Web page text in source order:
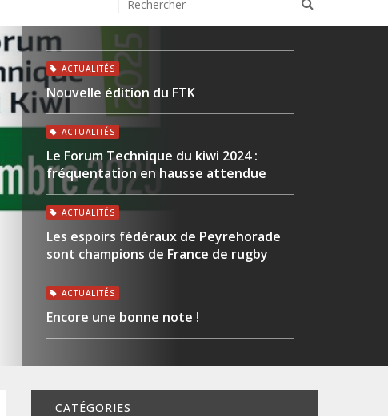
ACTUALITÉS
Nouvelle édition du FTK
ACTUALITÉS
Le Forum Technique du kiwi 2024 :
fréquentation en hausse attendue
ACTUALITÉS
Les espoirs fédéraux de Peyrehorade
sont champions de France de rugby
ACTUALITÉS
Encore une bonne note !
CATÉGORIES